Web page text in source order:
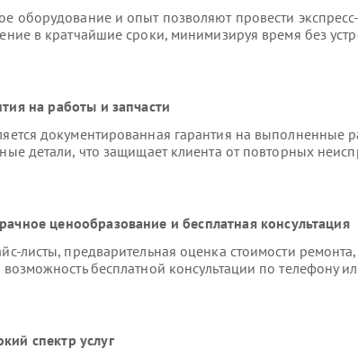
оборудование и опыт позволяют провести
в кратчайшие сроки, минимизируя время без
на работы и запчасти
документированная гарантия на выполненные
детали, что защищает клиента от повторных
ценообразование и бесплатная консультация
листы, предварительная оценка стоимости ремонта,
бесплатной консультации по телефону
спектр услуг